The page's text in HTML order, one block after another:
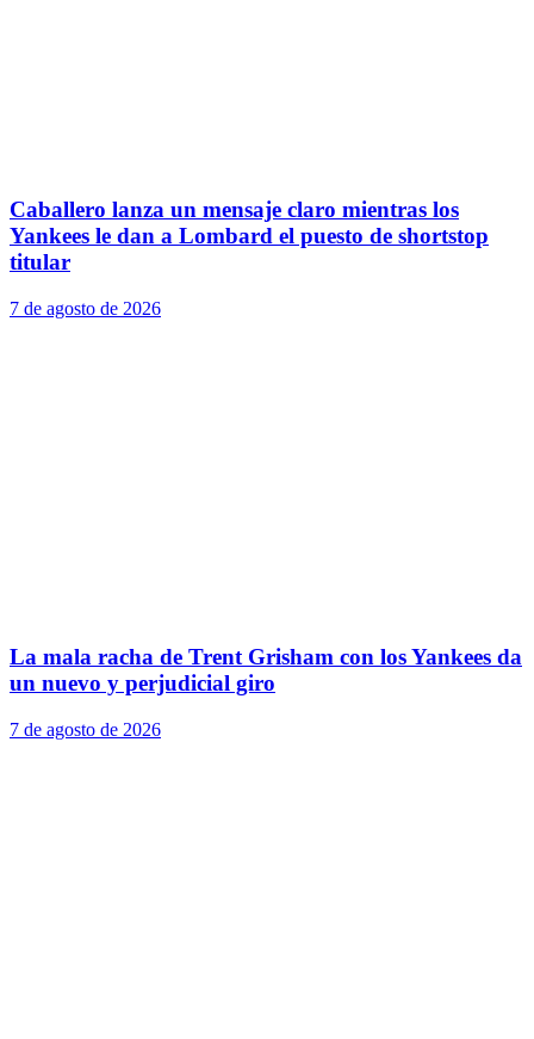
Caballero lanza un mensaje claro mientras los
Yankees le dan a Lombard el puesto de shortstop
titular
7 de agosto de 2026
La mala racha de Trent Grisham con los Yankees da
un nuevo y perjudicial giro
7 de agosto de 2026